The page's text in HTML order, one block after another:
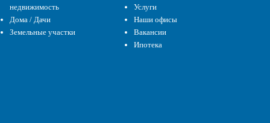
недвижимость
Дома / Дачи
Земельные участки
Услуги
Наши офисы
Вакансии
Ипотека